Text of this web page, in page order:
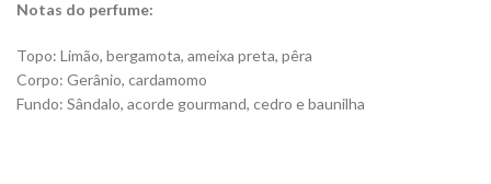
Notas do perfume:
Topo: Limão, bergamota, ameixa preta, pêra
Corpo: Gerânio, cardamomo
Fundo: Sândalo, acorde gourmand, cedro e baunilha